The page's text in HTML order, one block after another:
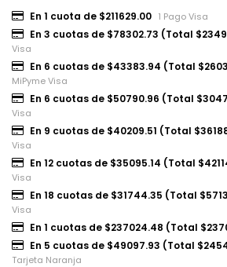
En 1 cuota de $211629.00 1 Pago Visa
En 3 cuotas de $78302.73 (Total
Visa
En 6 cuotas de $43383.94 (Total
MiPyme Visa
En 6 cuotas de $50790.96 (Total
Visa
En 9 cuotas de $40209.51 (Total
Visa
En 12 cuotas de $35095.14 (Total
Visa
En 18 cuotas de $31744.35 (Total
Visa
En 1 cuotas de $237024.48 (Total
En 5 cuotas de $49097.93 (Total
Tarjeta Naranja